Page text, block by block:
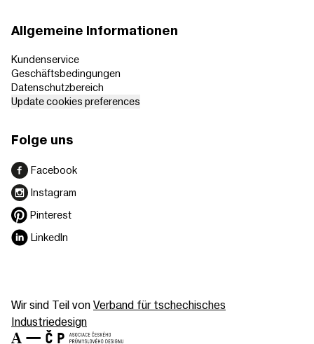
Allgemeine Informationen
Kundenservice
Geschäftsbedingungen
Datenschutzbereich
Update cookies preferences
Folge uns
Facebook
Instagram
Pinterest
LinkedIn
Wir sind Teil vonVerband für tschechisches
Industriedesign